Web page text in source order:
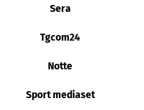
Sera
Tgcom24
Notte
Sport mediaset